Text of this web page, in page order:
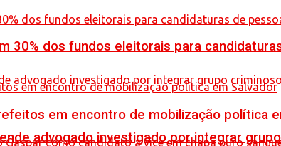
advogado investigado por integrar
30% dos fundos eleitorais para
em encontro de mobilização política